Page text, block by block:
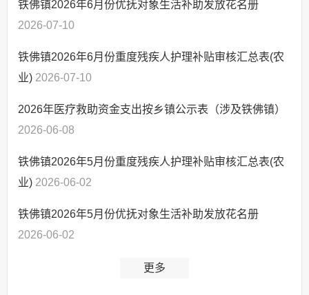
铁佛镇2026年6月份优抚对象生活补助发放花名册
2026-07-10
铁佛镇2026年6月份重度残疾人护理补贴审核汇总表(农
业) 2026-07-10
2026年医疗救助资金支出按乡镇公示表（涉及铁佛镇）
2026-06-08
铁佛镇2026年5月份重度残疾人护理补贴审核汇总表(农
业) 2026-06-02
铁佛镇2026年5月份优抚对象生活补助发放花名册
2026-06-02
更多